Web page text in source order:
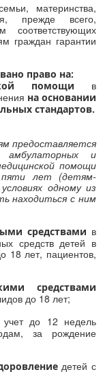
материнства,
прежде всего,
соответствующих
граждан гарантии
право на:
помощи в
на основании
стандартов.
предоставляется
амбулаторных и
помощи
пяти лет (детям-
одному из
находиться с ним
средствами в
средств детей в
18 лет, пациентов,
средствами
до 18 лет;
учет до 12 недель
за рождение
детей с